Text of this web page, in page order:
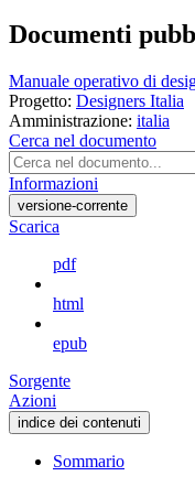
Documenti
Manuale operativo di
Progetto: Designers Italia
Amministrazione: italia
Cerca nel documento
Informazioni
versione-corrente
Scarica
pdf
html
epub
Sorgente
Azioni
indice dei contenuti
Sommario